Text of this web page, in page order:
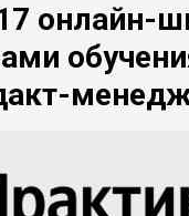
онлайн-